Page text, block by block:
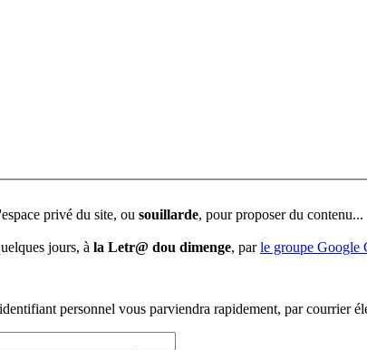
privé du site, ou souillarde , pour proposer du contenu...
jours, à la Letr@ dou dimenge, parle groupe Google
personnel vous parviendra rapidement, par courrier